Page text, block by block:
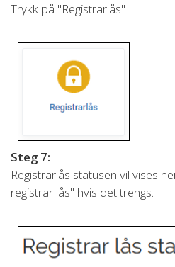
Trykk på "Registrarlås"
Steg 7:
Registrarlås statusen vil vises
registrar lås" hvis det trengs.